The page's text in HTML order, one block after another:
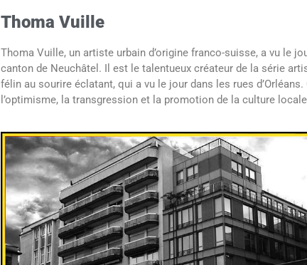
Thoma Vuille
Thoma Vuille, un artiste urbain d’origine franco-suisse, a vu le
canton de Neuchâtel. Il est le talentueux créateur de la série
félin au sourire éclatant, qui a vu le jour dans les rues
l’optimisme, la transgression et la promotion de la culture